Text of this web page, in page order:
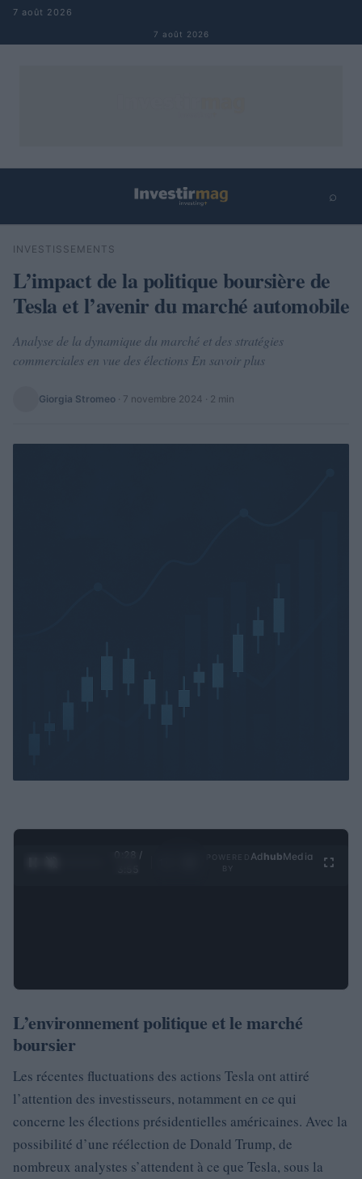
Aller au contenu
7 août 2026
7 août 2026
⌕
Rechercher
INVESTISSEMENTS
L’impact de la politique boursière de
Tesla et l’avenir du marché automobile
Analyse de la dynamique du marché et des stratégies
commerciales en vue des élections En savoir plus
Giorgia Stromeo · 7 novembre 2024 · 2 min
0:29 /
Ad hubMedia
L’environnement politique et le marché
boursier
Les récentes fluctuations des actions Tesla ont attiré
l’attention des investisseurs, notamment en ce qui
concerne les élections présidentielles américaines. Avec la
possibilité d’une réélection de Donald Trump, de
nombreux analystes s’attendent à ce que Tesla, sous la